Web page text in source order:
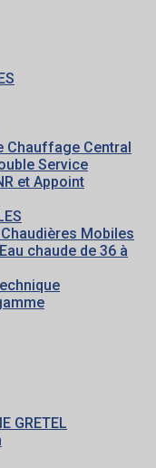
Chauffage Central
Service
et Appoint
Mobiles
chaude de 36 à
GRETEL